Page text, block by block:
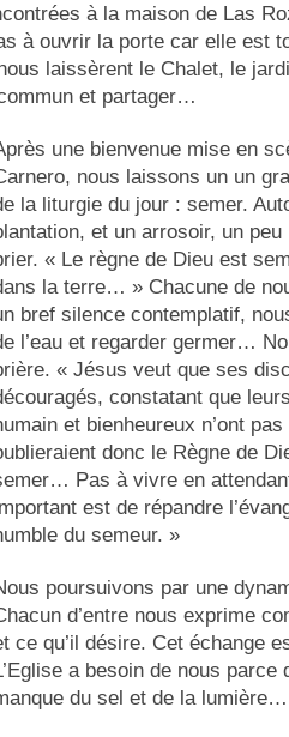
à la maison de Las
à ouvrir la porte car elle est
laissèrent le Chalet, le
et partager…
une bienvenue mise en
nous laissons un un
la liturgie du jour : semer.
et un arrosoir, un
« Le règne de Dieu est
la terre… » Chacune de
bref silence contemplatif,
l’eau et regarder germer…
« Jésus veut que ses
constatant que
et bienheureux n’ont
donc le Règne de
Pas à vivre en
est de répandre
du semeur. »
poursuivons par une
d’entre nous exprime
ce qu’il désire. Cet échange
a besoin de nous parce
du sel et de la lumière…